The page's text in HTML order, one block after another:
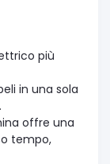
più
in una sola
offre una
tempo,